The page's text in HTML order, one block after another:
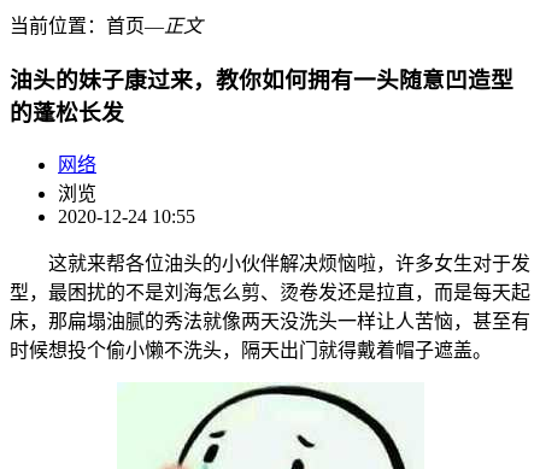
当前位置： 首页―正文
油头的妹子康过来，教你如何拥有一头随意凹造型
的蓬松长发
网络
浏览
2020-12-24 10:55
这就来帮各位油头的小伙伴解决烦恼啦，许多女生对于发
型，最困扰的不是刘海怎么剪、烫卷发还是拉直，而是每天起
床，那扁塌油腻的秀法就像两天没洗头一样让人苦恼，甚至有
时候想投个偷小懒不洗头，隔天出门就得戴着帽子遮盖。